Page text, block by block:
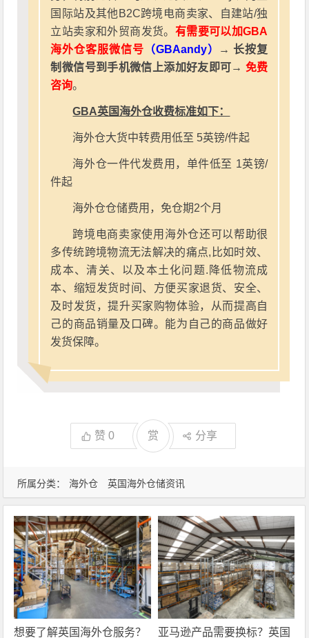
所属分类： 海外仓 英国海外仓储资讯
国际站及其他B2C跨境电商卖家、自建站/独
立站卖家和外贸商发货。 有需要可以加GBA
海外仓客服微信号 （GBAandy）
→ 长按复
制微信号到手机微信上添加好友即可→ 免费
咨询。
GBA英国海外仓收费标准如下：
海外仓大货中转费用低至 5英镑/件起
海外仓一件代发费用，单件低至 1英镑/
件起
海外仓仓储费用，免仓期2个月
跨境电商卖家使用海外仓还可以帮助很
多传统跨境物流无法解决的痛点,比如时效、
成本、清关、以及本土化问题.降低物流成
本、缩短发货时间、方便买家退货、安全、
及时发货，提升买家购物体验，从而提高自
己的商品销量及口碑。能为自己的商品做好
发货保障。
赞0 赏 分享
想要了解英国海外仓服务？
亚马逊产品需要换标？英国